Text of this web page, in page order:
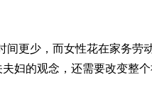
更少，而女性花在家务劳
妇的观念，还需要改变整